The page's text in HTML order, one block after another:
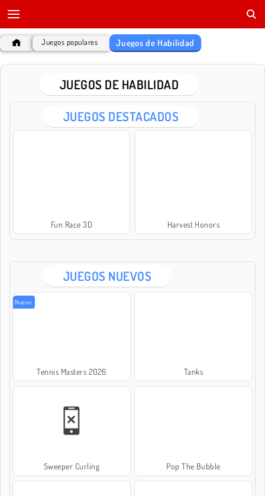
Juegos populares Juegos de Habilidad
JUEGOS DE HABILIDAD
JUEGOS DESTACADOS
Fun Race 3D Harvest Honors
JUEGOS NUEVOS
Nuevo
Tennis Masters 2026 Tanks
Sweeper Curling Pop The Bubble